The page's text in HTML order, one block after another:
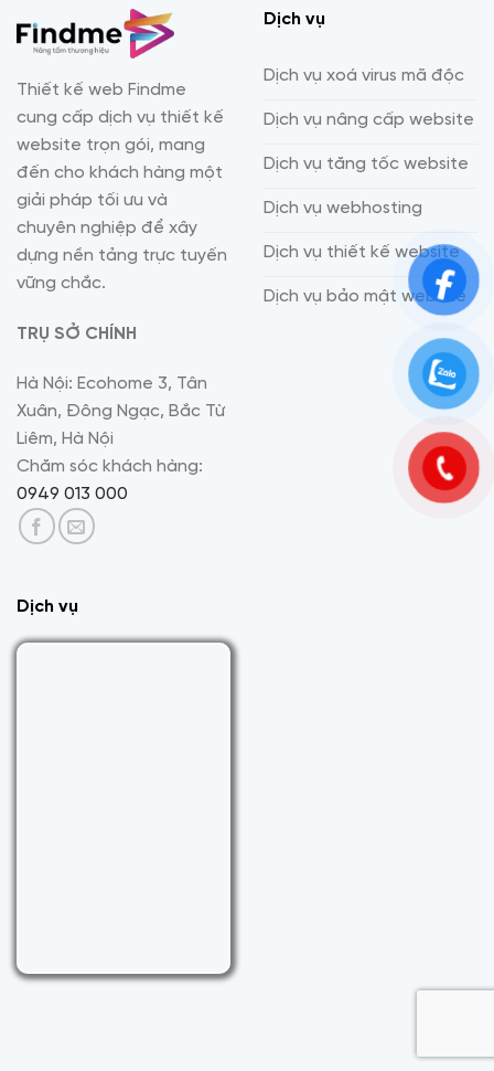
Thiết kế web Findme
cung cấp dịch vụ thiết kế
website trọn gói, mang
đến cho khách hàng một
giải pháp tối ưu và
chuyên nghiệp để xây
dựng nền tảng trực tuyến
vững chắc.
TRỤ SỞ CHÍNH
Hà Nội: Ecohome 3, Tân
Xuân, Đông Ngạc, Bắc Từ
Liêm, Hà Nội
Chăm sóc khách hàng:
0949 013 000
Dịch vụ
Dịch vụ xoá virus mã độc
Dịch vụ nâng cấp website
Dịch vụ tăng tốc website
Dịch vụ webhosting
Dịch vụ thiết kế website
Dịch vụ bảo mật website
Dịch vụ